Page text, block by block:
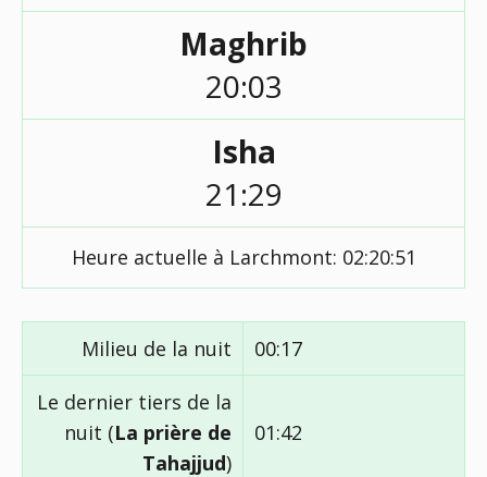
Maghrib
20:03
Isha
21:29
Heure actuelle à Larchmont: 02:20:51
Milieu de la nuit 00:17
Le dernier tiers de la
nuit (La prière de
Tahajjud)
01:42